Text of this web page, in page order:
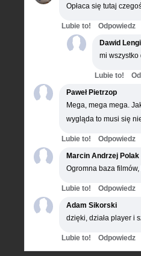
Opłaca się tutaj
Lubie to! Odpowiedz
Dawid
mi wszystko
Lubie to!
Paweł Pietrzop
Mega, mega mega.
wygląda to musi się
Lubie to! Odpowiedz
Marcin Andrzej Polak
Ogromna baza filmów,
Lubie to! Odpowiedz
Adam Sikorski
dzięki, działa player i
Lubie to! Odpowiedz